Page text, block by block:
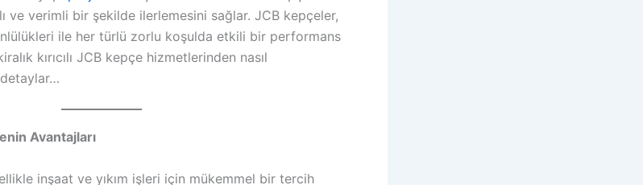
ve verimli bir şekilde ilerlemesini sağlar. JCB kepçeler,
ile her türlü zorlu koşulda etkili bir performans
kırıcılı JCB kepçe hizmetlerinden nasıl
Avantajları
inşaat ve yıkım işleri için mükemmel bir tercih